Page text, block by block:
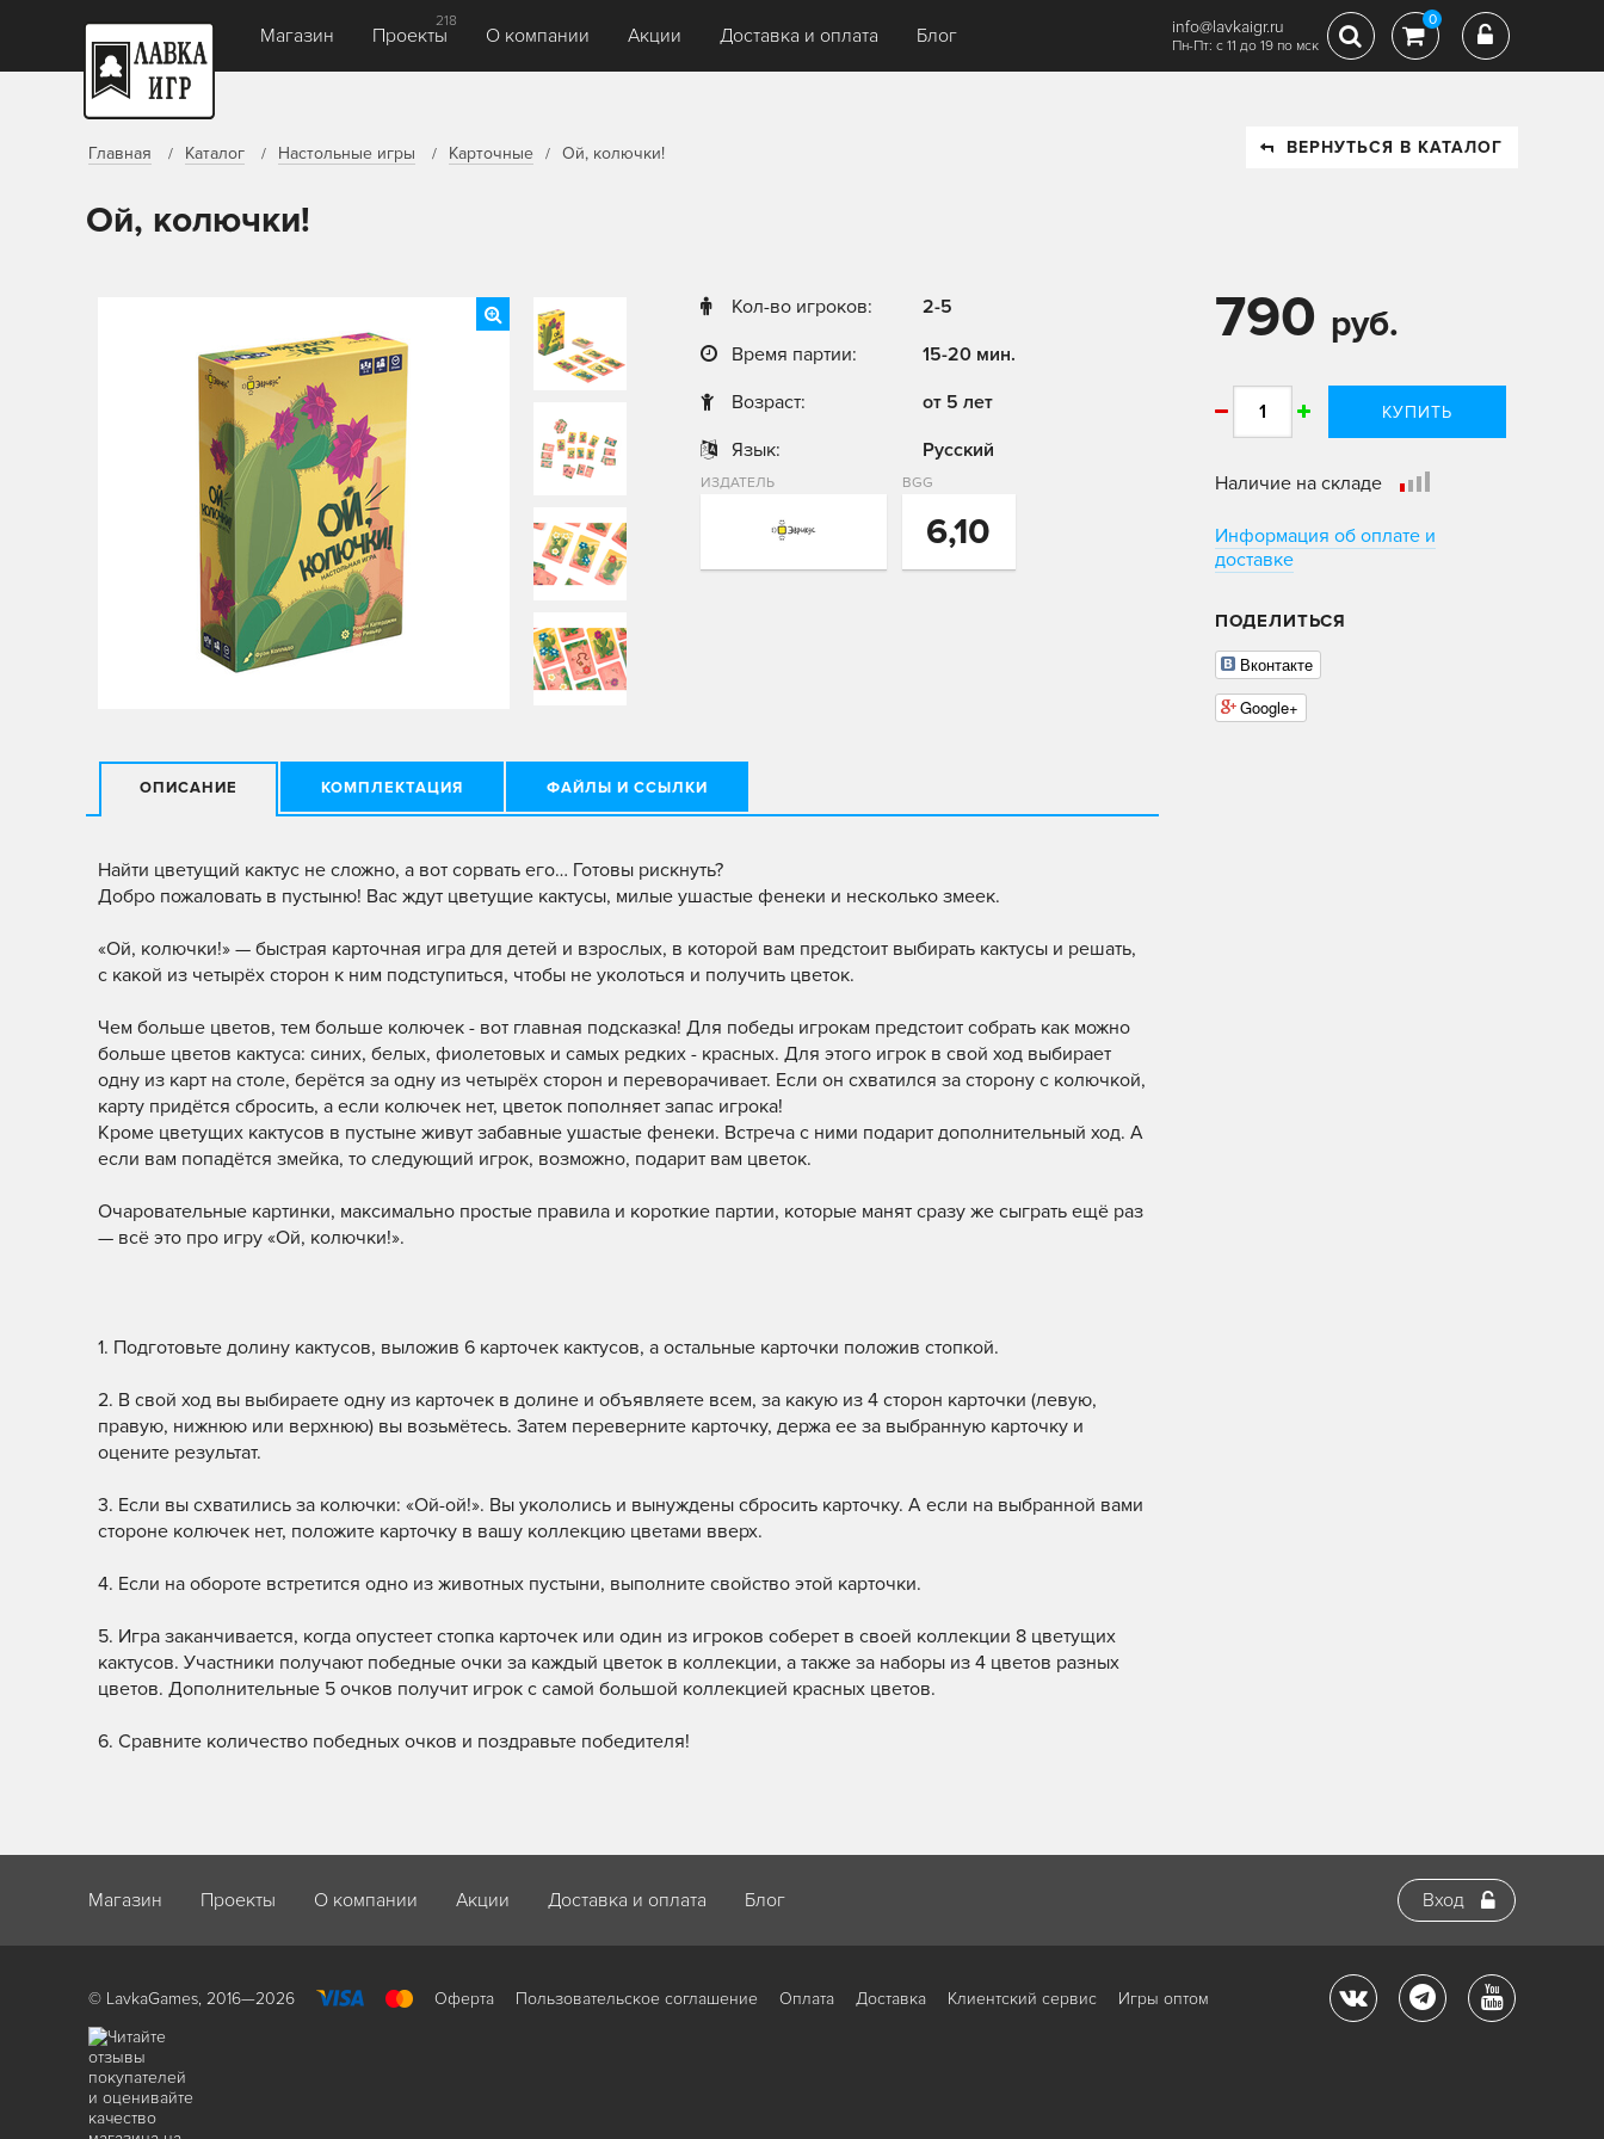
Магазин Проекты
218
О компании Акции Доставка и оплата Блог info@lavkaigr.ru
Пн-Пт: с 11 до 19 по мск
0
Главная Каталог Настольные игры Карточные Ой, колючки! ВЕРНУТЬСЯ В КАТАЛОГ
Ой, колючки!
Кол-во игроков:
2-5
Время партии:
15-20 мин.
Возраст:
от 5 лет
Язык:
Русский
ИЗДАТЕЛЬ BGG
6,10
ОПИСАНИЕ КОМПЛЕКТАЦИЯ ФАЙЛЫ И ССЫЛКИ
Найти цветущий кактус не сложно, а вот сорвать его… Готовы рискнуть?
Добро пожаловать в пустыню! Вас ждут цветущие кактусы, милые ушастые фенеки и несколько змеек.
«Ой, колючки!» — быстрая карточная игра для детей и взрослых, в которой вам предстоит выбирать кактусы и решать,
с какой из четырёх сторон к ним подступиться, чтобы не уколоться и получить цветок.
Чем больше цветов, тем больше колючек - вот главная подсказка! Для победы игрокам предстоит собрать как можно
больше цветов кактуса: синих, белых, фиолетовых и самых редких - красных. Для этого игрок в свой ход выбирает
одну из карт на столе, берётся за одну из четырёх сторон и переворачивает. Если он схватился за сторону с колючкой,
карту придётся сбросить, а если колючек нет, цветок пополняет запас игрока!
Кроме цветущих кактусов в пустыне живут забавные ушастые фенеки. Встреча с ними подарит дополнительный ход. А
если вам попадётся змейка, то следующий игрок, возможно, подарит вам цветок.
Очаровательные картинки, максимально простые правила и короткие партии, которые манят сразу же сыграть ещё раз
— всё это про игру «Ой, колючки!».
1. Подготовьте долину кактусов, выложив 6 карточек кактусов, а остальные карточки положив стопкой.
2. В свой ход вы выбираете одну из карточек в долине и объявляете всем, за какую из 4 сторон карточки (левую,
правую, нижнюю или верхнюю) вы возьмётесь. Затем переверните карточку, держа ее за выбранную карточку и
оцените результат.
3. Если вы схватились за колючки: «Ой-ой!». Вы укололись и вынуждены сбросить карточку. А если на выбранной вами
стороне колючек нет, положите карточку в вашу коллекцию цветами вверх.
4. Если на обороте встретится одно из животных пустыни, выполните свойство этой карточки.
5. Игра заканчивается, когда опустеет стопка карточек или один из игроков соберет в своей коллекции 8 цветущих
кактусов. Участники получают победные очки за каждый цветок в коллекции, а также за наборы из 4 цветов разных
цветов. Дополнительные 5 очков получит игрок с самой большой коллекцией красных цветов.
6. Сравните количество победных очков и поздравьте победителя!
790 руб.
КУПИТЬ
Наличие на складе
Информация об оплате и
доставке
ПОДЕЛИТЬСЯ
Вконтакте
Google+
Магазин Проекты О компании Акции Доставка и оплата Блог Вход
© LavkaGames, 2016—2026 Оферта Пользовательское соглашение Оплата Доставка Клиентский сервис Игры оптом